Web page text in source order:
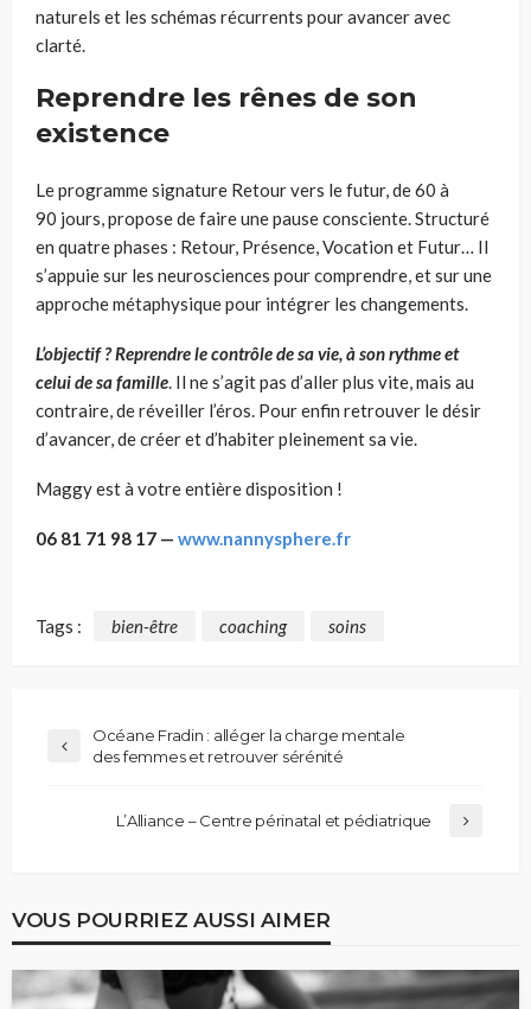
naturels et les schémas récurrents pour avancer avec
clarté.
Reprendre les rênes de son
existence
Le programme signature Retour vers le futur, de 60 à
90 jours, propose de faire une pause consciente. Structuré
en quatre phases : Retour, Présence, Vocation et Futur… Il
s’appuie sur les neurosciences pour comprendre, et sur une
approche métaphysique pour intégrer les changements.
L’objectif ? Reprendre le contrôle de sa vie, à son rythme et
celui de sa famille. Il ne s’agit pas d’aller plus vite, mais au
contraire, de réveiller l’éros. Pour enfin retrouver le désir
d’avancer, de créer et d’habiter pleinement sa vie.
Maggy est à votre entière disposition !
06 81 71 98 17 — www.nannysphere.fr
Tags : bien-être coaching soins
Océane Fradin : alléger la charge mentale
des femmes et retrouver sérénité
L’Alliance – Centre périnatal et pédiatrique
VOUS POURRIEZ AUSSI AIMER